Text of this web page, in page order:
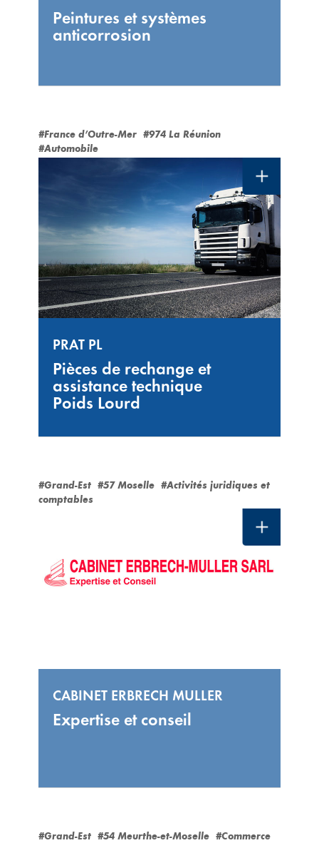
Peintures et systèmes
anticorrosion
#France d’Outre-Mer #974 La Réunion
#Automobile
PRAT PL
Pièces de rechange et
assistance technique
Poids Lourd
#Grand-Est #57 Moselle #Activités juridiques et
comptables
CABINET ERBRECH MULLER
Expertise et conseil
#Grand-Est #54 Meurthe-et-Moselle #Commerce